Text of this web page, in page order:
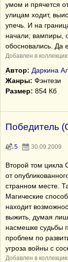
умом и прячется
улицам ходит,
упечь. И на
начали; вампиры,
обосновались. Да
Добавлен в
Автор: Даркина
Жанры: Фэнтези
Размер: 854 Кб
Победитель
5 30.09.2009
Второй том цикла
от
странном месте.
Магические
находит
выжить, думая
насмешке судьбы
проблем по
угроза войны с
Добавлен в